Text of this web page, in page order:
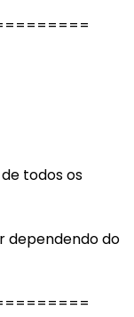
todos os
dependendo do